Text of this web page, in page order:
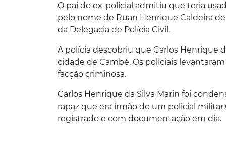
O pai do ex-policial admitiu que teria
pelo nome de Ruan Henrique Caldeira
da Delegacia de Polícia Civil.
A polícia descobriu que Carlos Henrique
cidade de Cambé. Os policiais
facção criminosa.
Carlos Henrique da Silva Marin foi
rapaz que era irmão de um policial militar.
registrado e com documentação em dia.